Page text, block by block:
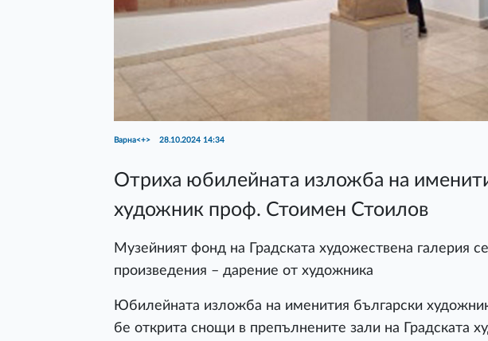
Варна<+> 28.10.2024 14:34
Отриха юбилейната изложба на
художник проф. Стоимен Стоилов
Музейният фонд на Градската художествена галерия
произведения – дарение от художника
Юбилейната изложба на именития български
бе открита снощи в препълнените зали на Градската